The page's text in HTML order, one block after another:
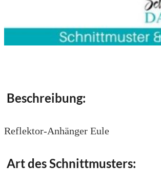
Beschreibung:
Reflektor-Anhänger Eule
Art des Schnittmusters: